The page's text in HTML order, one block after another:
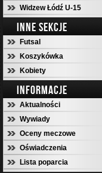
Widzew Łódź U-15
INNE SEKCJE
Futsal
Koszykówka
Kobiety
INFORMACJE
Aktualności
Wywiady
Oceny meczowe
Oświadczenia
Lista poparcia